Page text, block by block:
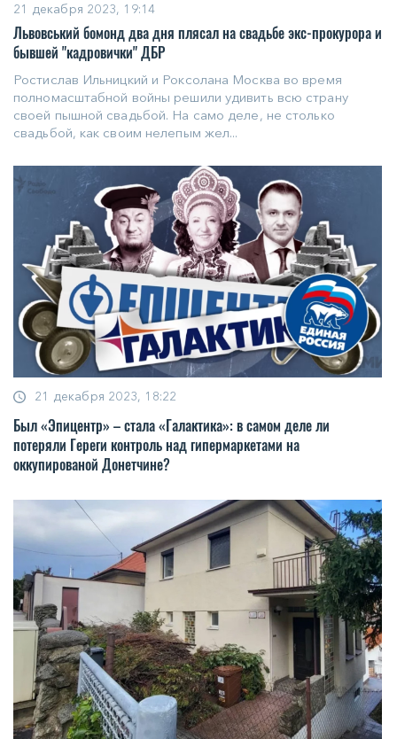
21 декабря 2023, 19:14
Львовський бомонд два дня плясал на свадьбе экс-прокурора и
бывшей "кадровички" ДБР
Ростислав Ильницкий и Роксолана Москва во время
полномасштабной войны решили удивить всю страну
своей пышной свадьбой. На само деле, не столько
свадьбой, как своим нелепым жел...
21 декабря 2023, 18:22
Был «Эпицентр» – стала «Галактика»: в самом деле ли
потеряли Гереги контроль над гипермаркетами на
оккупированой Донетчине?